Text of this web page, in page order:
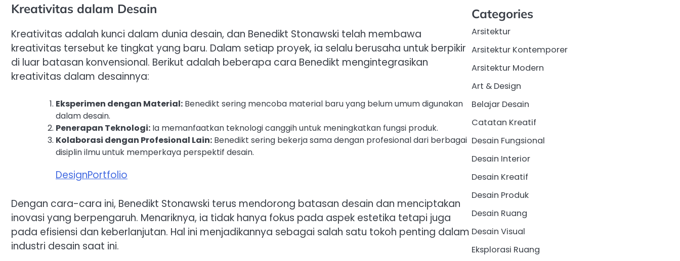
Kreativitas dalam Desain
Kreativitas adalah kunci dalam dunia desain, dan Benedikt Stonawski telah membawa
kreativitas tersebut ke tingkat yang baru. Dalam setiap proyek, ia selalu berusaha untuk berpikir
di luar batasan konvensional. Berikut adalah beberapa cara Benedikt mengintegrasikan
kreativitas dalam desainnya:
Eksperimen dengan Material: Benedikt sering mencoba material baru yang belum umum digunakan
dalam desain.
Penerapan Teknologi: Ia memanfaatkan teknologi canggih untuk meningkatkan fungsi produk.
Kolaborasi dengan Profesional Lain: Benedikt sering bekerja sama dengan profesional dari berbagai
disiplin ilmu untuk memperkaya perspektif desain.
DesignPortfolio
Dengan cara-cara ini, Benedikt Stonawski terus mendorong batasan desain dan menciptakan
inovasi yang berpengaruh. Menariknya, ia tidak hanya fokus pada aspek estetika tetapi juga
pada efisiensi dan keberlanjutan. Hal ini menjadikannya sebagai salah satu tokoh penting dalam
industri desain saat ini.
Categories
Arsitektur
Arsitektur Kontemporer
Arsitektur Modern
Art & Design
Belajar Desain
Catatan Kreatif
Desain Fungsional
Desain Interior
Desain Kreatif
Desain Produk
Desain Ruang
Desain Visual
Eksplorasi Ruang